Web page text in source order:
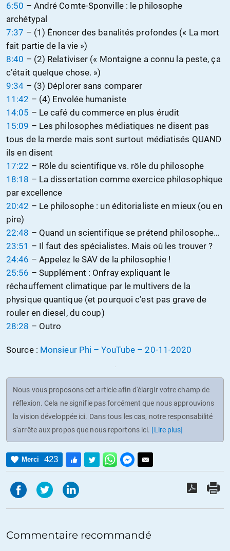
6:50 – André Comte-Sponville : le philosophe
archétypal
7:37 – (1) Énoncer des banalités profondes (« La mort
fait partie de la vie »)
8:40 – (2) Relativiser (« Montaigne a connu la peste, ça
c’était quelque chose. »)
9:34 – (3) Déplorer sans comparer
11:42 – (4) Envolée humaniste
14:05 – Le café du commerce en plus érudit
15:09 – Les philosophes médiatiques ne disent pas
tous de la merde mais sont surtout médiatisés QUAND
ils en disent
17:22 – Rôle du scientifique vs. rôle du philosophe
18:18 – La dissertation comme exercice philosophique
par excellence
20:42 – Le philosophe : un éditorialiste en mieux (ou en
pire)
22:48 – Quand un scientifique se prétend philosophe…
23:51 – Il faut des spécialistes. Mais où les trouver ?
24:46 – Appelez le SAV de la philosophie !
25:56 – Supplément : Onfray expliquant le
réchauffement climatique par le multivers de la
physique quantique (et pourquoi c’est pas grave de
rouler en diesel, du coup)
28:28 – Outro
Source : Monsieur Phi – YouTube – 20-11-2020
Nous vous proposons cet article afin d'élargir votre champ de
réflexion. Cela ne signifie pas forcément que nous approuvions
la vision développée ici. Dans tous les cas, notre responsabilité
s'arrête aux propos que nous reportons ici. [Lire plus]
Merci 423
Commentaire recommandé